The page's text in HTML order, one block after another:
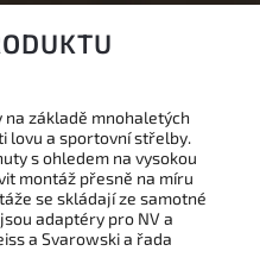
na základě mnohaletých
lovu a sportovní střelby.
s ohledem na vysokou
montáž přesně na míru
se skládají ze samotné
adaptéry pro NV a
a Svarowski a řada